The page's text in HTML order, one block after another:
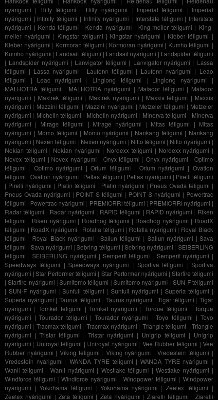
nyárigumi | Hifly téligumi | Hifly nyárigumi | Imperial téligumi | Imperial
nyárigumi | Infinity téligumi | Infinity nyárigumi | Interstate téligumi | Interstate
nyárigumi | Kenda téligumi | Kenda nyárigumi | King-meiler téligumi | King-
meiler nyárigumi | Kingstar téligumi | Kingstar nyárigumi | Kleber téligumi |
Kleber nyárigumi | Kormoran téligumi | Kormoran nyárigumi | Kumho téligumi |
Kumho nyárigumi | Landsail téligumi | Landsail nyárigumi | Landspider téligumi
| Landspider nyárigumi | Lanvigator téligumi | Lanvigator nyárigumi | Lassa
téligumi | Lassa nyárigumi | Laufenn téligumi | Laufenn nyárigumi | Leao
téligumi | Leao nyárigumi | Linglong téligumi | Linglong nyárigumi |
MALHOTRA téligumi | MALHOTRA nyárigumi | Matador téligumi | Matador
nyárigumi | Maxtrek téligumi | Maxtrek nyárigumi | Maxxis téligumi | Maxxis
nyárigumi | Mazzini téligumi | Mazzini nyárigumi | Metzeler téligumi | Metzeler
nyárigumi | Michelin téligumi | Michelin nyárigumi | Minerva téligumi | Minerva
nyárigumi | Mirage téligumi | Mirage nyárigumi | Mitas téligumi | Mitas
nyárigumi | Momo téligumi | Momo nyárigumi | Nankang téligumi | Nankang
nyárigumi | Nexen téligumi | Nexen nyárigumi | Nitto téligumi | Nitto nyárigumi |
Nokian téligumi | Nokian nyárigumi | Nordexx téligumi | Nordexx nyárigumi |
Novex téligumi | Novex nyárigumi | Onyx téligumi | Onyx nyárigumi | Optimo
téligumi | Optimo nyárigumi |Orium téligumi | Orium nyárigumi |Ovation
téligumi |Ovation nyárigumi | Petlas téligumi | Petlas nyárigumi | Pirelli téligumi
| Pirelli nyárigumi | Platin téligumi | Platin nyárigumi | Pneus Ovada téligumi |
Pneus Ovada nyárigumi | POINT S téligumi | POINT S nyárigumi | Powertrac
téligumi | Powertrac nyárigumi | PREMIORRI téligumi | PREMIORRI nyárigumi |
Radar téligumi | Radar nyárigumi | RAPID téligumi | RAPID nyárigumi | Riken
téligumi | Riken nyárigumi | Roadhog téligumi | Roadhog nyárigumi | RoadX
téligumi | RoadX nyárigumi | Rotalla téligumi | Rotalla nyárigumi | Royal Black
téligumi | Royal Black nyárigumi |Sailun téligumi | Sailun nyárigumi |Sava
téligumi | Sava nyárigumi |Sebring téligumi |Sebring nyárigumi |SEIBERLING
téligumi |SEIBERLING nyárigumi |Semperit téligumi | Semperit nyárigumi |
Speedways téligumi |Speedways nyárigumi | Sportiva téligumi |Sportiva
nyárigumi |Star Performer téligumi | Star Performer nyárigumi | Starfire téligumi
|Starfire nyárigumi |Sumitomo téligumi | Sumitomo nyárigumi | SUN-F téligumi
|SUN-F nyárigumi | Sunfull téligumi | Sunfull nyárigumi | Superia téligumi |
Superia nyárigumi |Taurus téligumi | Taurus nyárigumi | Tigar téligumi |Tigar
nyárigumi |Tomket téligumi | Tomket nyárigumi | Torque téligumi |Torque
nyárigumi |Tourador téligumi | Tourador nyárigumi |Toyo téligumi |Toyo
nyárigumi | Tracmax téligumi |Tracmax nyárigumi | Triangle téligumi |Triangle
nyárigumi | Tristar téligumi | Tristar nyárigumi | Unigrip téligumi | Unigrip
nyárigumi | Uniroyal téligumi | Uniroyal nyárigumi |Vee Rubber téligumi |Vee
Rubber nyárigumi | Viking téligumi | Viking nyárigumi |Vredestein téligumi |
Vredestein nyárigumi |WANDA TYRE téligumi | WANDA TYRE nyárigumi |
Wanli téligumi |Wanli nyárigumi | Westlake téligumi |Westlake nyárigumi |
Windforce téligumi | Windforce nyárigumi | Windpower téligumi | Windpower
nyárigumi | Yokohama téligumi | Yokohama nyárigumi |Zeetex téligumi |
Zeetex nyárigumi | Zeta téligumi | Zeta nyárigumi |Ziarelli téligumi | Ziarelli